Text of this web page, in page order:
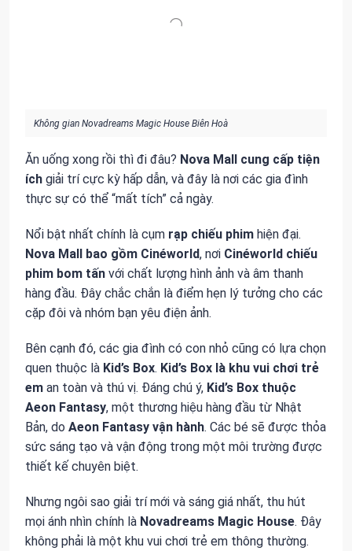
Không gian Novadreams Magic House Biên Hoà
Ăn uống xong rồi thì đi đâu? Nova Mall cung cấp tiện
ích giải trí cực kỳ hấp dẫn, và đây là nơi các gia đình
thực sự có thể “mất tích” cả ngày.
Nổi bật nhất chính là cụm rạp chiếu phim hiện đại.
Nova Mall bao gồm Cinéworld, nơi Cinéworld chiếu
phim bom tấn với chất lượng hình ảnh và âm thanh
hàng đầu. Đây chắc chắn là điểm hẹn lý tưởng cho các
cặp đôi và nhóm bạn yêu điện ảnh.
Bên cạnh đó, các gia đình có con nhỏ cũng có lựa chọn
quen thuộc là Kid’s Box. Kid’s Box là khu vui chơi trẻ
em an toàn và thú vị. Đáng chú ý, Kid’s Box thuộc
Aeon Fantasy, một thương hiệu hàng đầu từ Nhật
Bản, do Aeon Fantasy vận hành. Các bé sẽ được thỏa
sức sáng tạo và vận động trong một môi trường được
thiết kế chuyên biệt.
Nhưng ngôi sao giải trí mới và sáng giá nhất, thu hút
mọi ánh nhìn chính là Novadreams Magic House. Đây
không phải là một khu vui chơi trẻ em thông thường.